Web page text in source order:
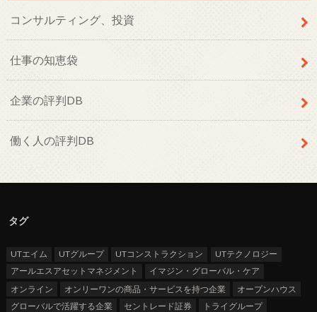
コンサルティング、投資
仕事の知恵袋
企業の評判DB
働く人の評判DB
タグ
UTエイム UTグループ UTコンストラクション
UTテクノロジー
アールエスアセットマネジメント
イマジン・グローバル・ケア
オンライン
オンリーワンの商品・サービスを持つ企業
オープンハウス
グローバルで活躍する企業
セントレード証券
トライグループ